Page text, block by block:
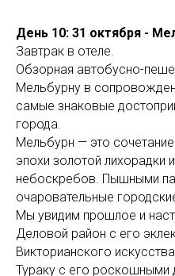
День 10: 31 октября -
Завтрак в отеле.
Обзорная автобусно-
Мельбурну в
самые знаковые
города.
Мельбурн — это
эпохи золотой лихорадки
небоскребов. Пышными
очаровательные
Мы увидим прошлое и
Деловой район с его
Викторианского
Тураку с его роскошными